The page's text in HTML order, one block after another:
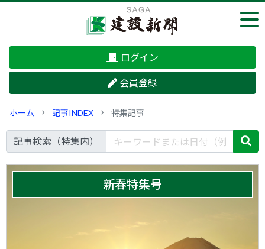
ログイン
会員登録
ホーム 記事INDEX 特集記事
記事検索（特集内）
新春特集号